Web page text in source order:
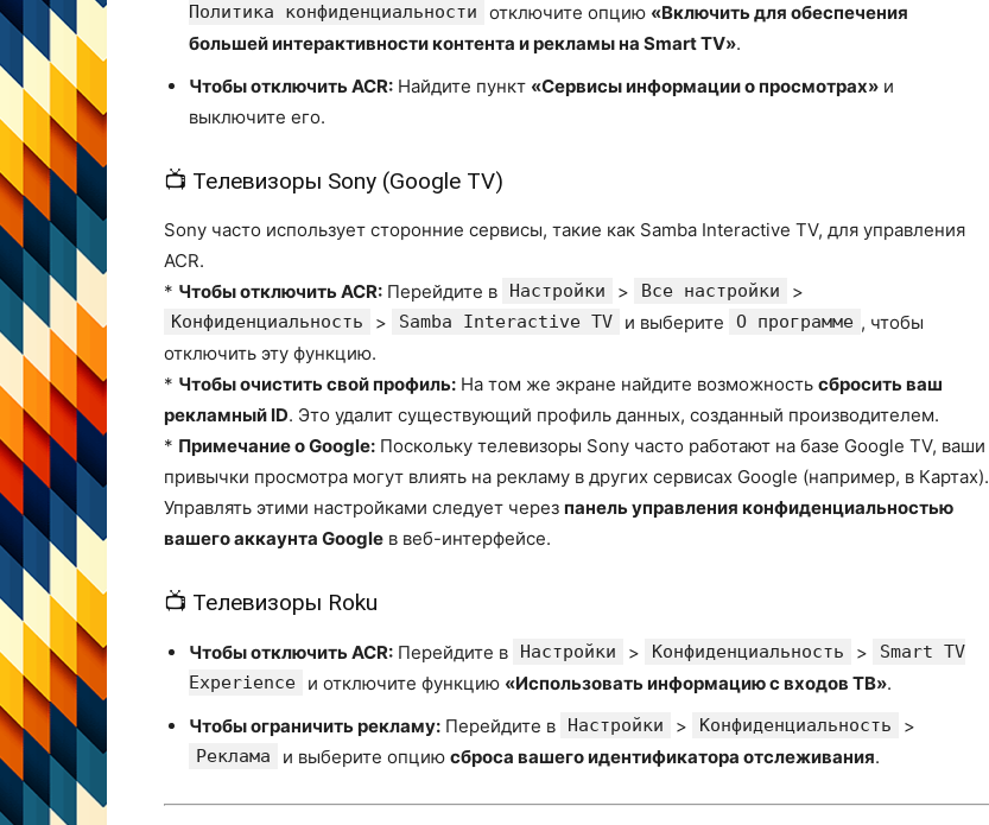
Политика конфиденциальности
отключите опцию «Включить для обеспечения
большей интерактивности контента и рекламы на Smart TV».
Чтобы отключить ACR: Найдите пункт «Сервисы информации о просмотрах» и
выключите его.
📺 Телевизоры Sony (Google TV)
Sony часто использует сторонние сервисы, такие как Samba Interactive TV, для управления
ACR.
* Чтобы отключить ACR: Перейдите в Настройки > Все настройки >
Конфиденциальность > Samba Interactive TV и выберите О программе , чтобы
отключить эту функцию.
* Чтобы очистить свой профиль: На том же экране найдите возможность сбросить ваш
рекламный ID. Это удалит существующий профиль данных, созданный производителем.
* Примечание о Google: Поскольку телевизоры Sony часто работают на базе Google TV, ваши
привычки просмотра могут влиять на рекламу в других сервисах Google (например, в Картах).
Управлять этими настройками следует через панель управления конфиденциальностью
вашего аккаунта Google в веб-интерфейсе.
📺 Телевизоры Roku
Чтобы отключить ACR: Перейдите в Настройки > Конфиденциальность >
Smart TV
Experience
и отключите функцию «Использовать информацию с входов ТВ».
Чтобы ограничить рекламу: Перейдите в Настройки > Конфиденциальность >
Реклама и выберите опцию сброса вашего идентификатора отслеживания.